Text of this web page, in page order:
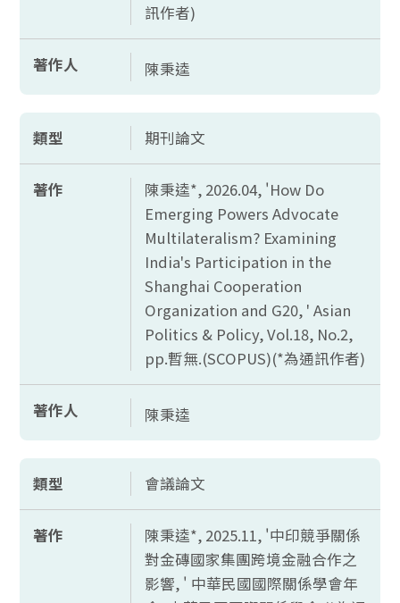
訊作者)
著作人 陳秉逵
類型 期刊論文
著作 陳秉逵*, 2026.04, 'How Do
Emerging Powers Advocate
Multilateralism? Examining
India's Participation in the
Shanghai Cooperation
Organization and G20, ' Asian
Politics & Policy, Vol.18, No.2,
pp.暫無.(SCOPUS)(*為通訊作者)
著作人 陳秉逵
類型 會議論文
著作
陳秉逵*, 2025.11, '中印競爭關係
對金磚國家集團跨境金融合作之
影響, ' 中華民國國際關係學會年